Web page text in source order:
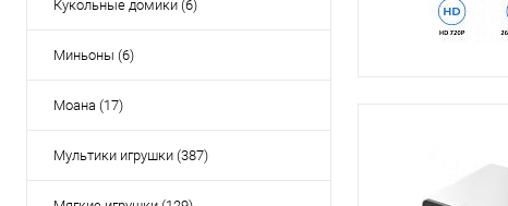
Кукольные домики (6)
Миньоны (6)
Моана (17)
Мультики игрушки (387)